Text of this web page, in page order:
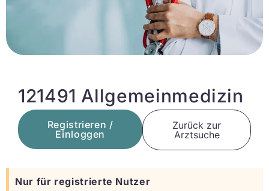
121491 Allgemeinmedizin
Registrieren /
Einloggen
Zurück zur
Arztsuche
Nur für registrierte Nutzer